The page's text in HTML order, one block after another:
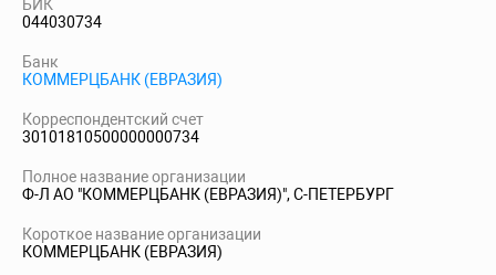
БИК
044030734
Банк
КОММЕРЦБАНК (ЕВРАЗИЯ)
Корреспондентский счет
30101810500000000734
Полное название организации
Ф-Л АО "КОММЕРЦБАНК (ЕВРАЗИЯ)", С-ПЕТЕРБУРГ
Короткое название организации
КОММЕРЦБАНК (ЕВРАЗИЯ)